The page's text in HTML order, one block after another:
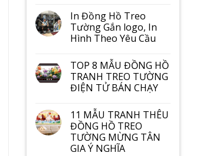
In Đồng Hồ Treo
Tường Gắn logo, In
Hình Theo Yêu Cầu
TOP 8 MẪU ĐỒNG HỒ
TRANH TREO TƯỜNG
ĐIỆN TỬ BÁN CHẠY
11 MẪU TRANH THÊU
ĐỒNG HỒ TREO
TƯỜNG MỪNG TÂN
GIA Ý NGHĨA